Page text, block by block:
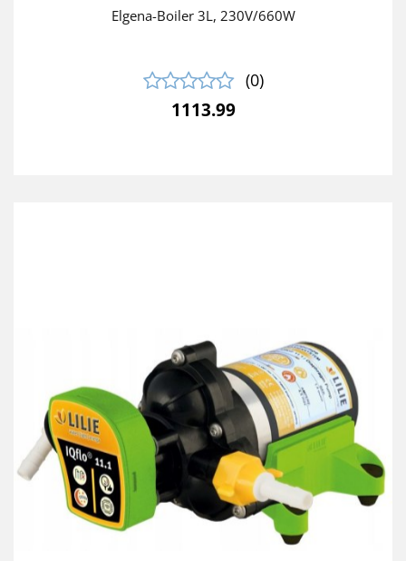
Elgena-Boiler 3L, 230V/660W
(0)
1113.99